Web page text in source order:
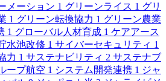
メーション 1 グリーンライス 1 グリ
1 グリーン転換協力 1 グリーン農業
1 グローバル人材育成 1 ケアアース
水池改修 1 サイバーセキュリティ 1
力 1 サステナビリティ 2 サステナブ
ープ航空 1 システム開発連携 1 ジャ